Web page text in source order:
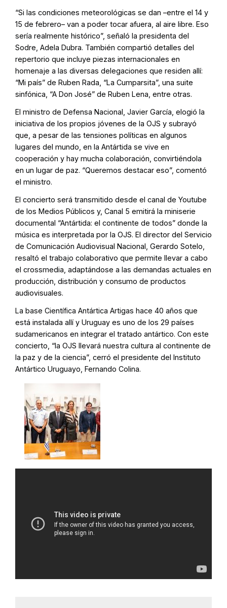
“Si las condiciones meteorológicas se dan –entre el 14 y
15 de febrero– van a poder tocar afuera, al aire libre. Eso
sería realmente histórico”, señaló la presidenta del
Sodre, Adela Dubra. También compartió detalles del
repertorio que incluye piezas internacionales en
homenaje a las diversas delegaciones que residen allí:
“Mi país” de Ruben Rada, “La Cumparsita”, una suite
sinfónica, “A Don José” de Ruben Lena, entre otras.
El ministro de Defensa Nacional, Javier García, elogió la
iniciativa de los propios jóvenes de la OJS y subrayó
que, a pesar de las tensiones políticas en algunos
lugares del mundo, en la Antártida se vive en
cooperación y hay mucha colaboración, convirtiéndola
en un lugar de paz. “Queremos destacar eso”, comentó
el ministro.
El concierto será transmitido desde el canal de Youtube
de los Medios Públicos y, Canal 5 emitirá la miniserie
documental “Antártida: el continente de todos” donde la
música es interpretada por la OJS. El director del Servicio
de Comunicación Audiovisual Nacional, Gerardo Sotelo,
resaltó el trabajo colaborativo que permite llevar a cabo
el crossmedia, adaptándose a las demandas actuales en
producción, distribución y consumo de productos
audiovisuales.
La base Científica Antártica Artigas hace 40 años que
está instalada allí y Uruguay es uno de los 29 países
sudamericanos en integrar el tratado antártico. Con este
concierto, “la OJS llevará nuestra cultura al continente de
la paz y de la ciencia”, cerró el presidente del Instituto
Antártico Uruguayo, Fernando Colina.